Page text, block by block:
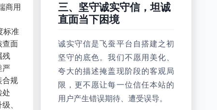
商用
标准
查面
残
严
合规
处
、
三、坚守诚实守信，坦诚
直面当下困境
诚实守信是飞蚕平台自搭建之初
坚守的底色。我们不愿用美化、
夸大的描述掩盖现阶段的客观局
限，更不愿让每一位信任本站的
用户产生错误期待、遭受误导。